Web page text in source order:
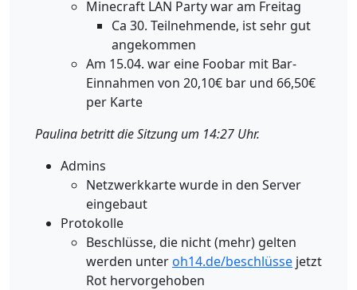
Minecraft LAN Party war am Freitag
Ca 30. Teilnehmende, ist sehr gut
angekommen
Am 15.04. war eine Foobar mit Bar-
Einnahmen von 20,10€ bar und 66,50€
per Karte
Paulina betritt die Sitzung um 14:27 Uhr.
Admins
Netzwerkkarte wurde in den Server
eingebaut
Protokolle
Beschlüsse, die nicht (mehr) gelten
werden unteroh14.de/beschlüsse jetzt
Rot hervorgehoben